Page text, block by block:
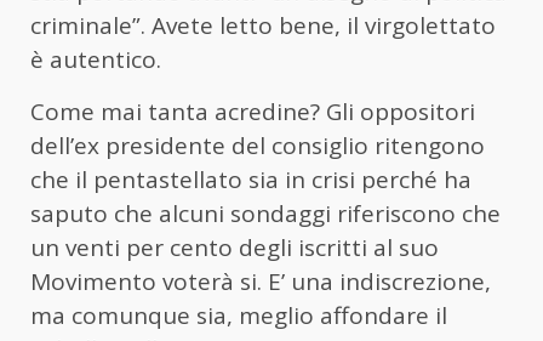
criminale”. Avete letto bene, il virgolettato
è autentico.
Come mai tanta acredine? Gli oppositori
dell’ex presidente del consiglio ritengono
che il pentastellato sia in crisi perché ha
saputo che alcuni sondaggi riferiscono che
un venti per cento degli iscritti al suo
Movimento voterà si. E’ una indiscrezione,
ma comunque sia, meglio affondare il